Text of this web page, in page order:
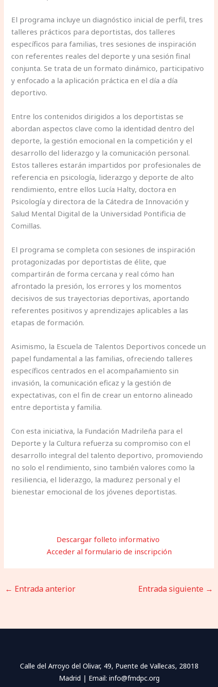
El programa incluye un diagnóstico inicial de perfil, tres
talleres prácticos para deportistas, dos talleres
específicos para familias, tres sesiones de inspiración
con referentes reales del deporte y una sesión final
conjunta. Se trata de un formato dinámico, participativo
y enfocado a la aplicación práctica en el día a día
deportivo.
Entre los contenidos dirigidos a los deportistas se
abordan aspectos clave como la identidad dentro del
deporte, la gestión emocional en la competición y el
desarrollo del liderazgo y la comunicación personal.
Estos talleres estarán impartidos por profesionales de
referencia en psicología, liderazgo y deporte de alto
rendimiento, entre ellos Lucía Halty, doctora en
Psicología y directora de la Cátedra de Innovación y
Salud Mental Digital de la Universidad Pontificia de
Comillas.
El programa se completa con sesiones de inspiración
protagonizadas por deportistas de élite, que
compartirán de forma cercana y real cómo han
afrontado la presión, los errores y los momentos
decisivos de sus trayectorias deportivas, aportando
referentes positivos y aprendizajes aplicables a las
etapas de formación.
Asimismo, la Escuela de Talentos Deportivos concede un
papel fundamental a las familias, ofreciendo talleres
específicos centrados en el acompañamiento sin
invasión, la comunicación eficaz y la gestión de
expectativas, con el fin de crear un entorno alineado
entre deportista y familia.
Con esta iniciativa, la Fundación Madrileña para el
Deporte y la Cultura refuerza su compromiso con el
desarrollo integral del talento deportivo, promoviendo
no solo el rendimiento, sino también valores como la
resiliencia, el liderazgo, la madurez personal y el
bienestar emocional de los jóvenes deportistas.
Descargar folleto informativo
Acceder al formulario de inscripción
← Entrada anterior Entrada siguiente →
Calle del Arroyo del Olivar, 49, Puente de Vallecas, 28018
Madrid | Email: info@fmdpc.org